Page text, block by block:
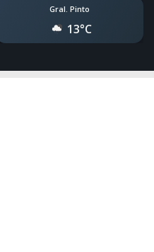
Gral. Pinto
13°C